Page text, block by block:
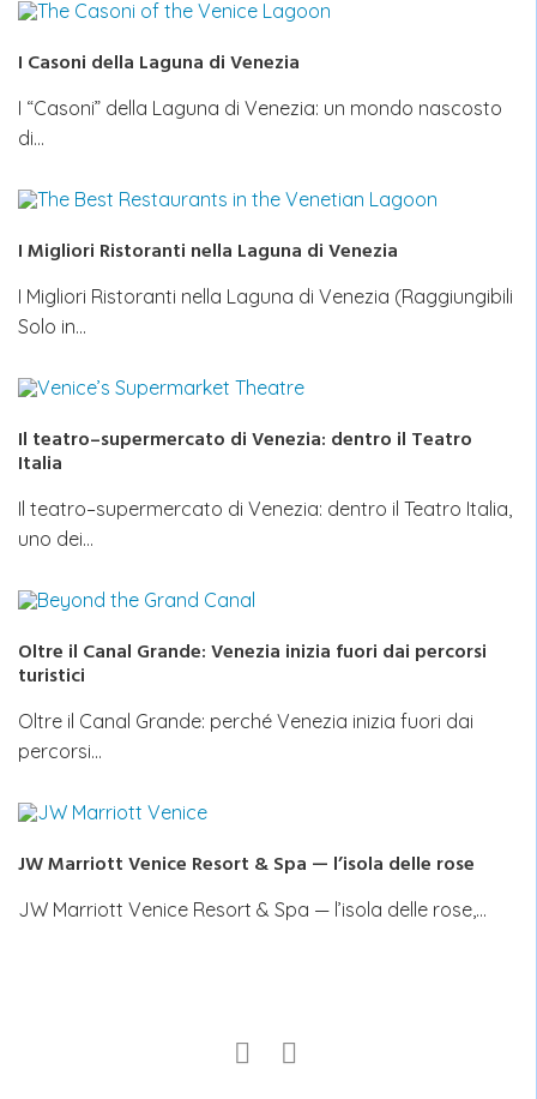
I Casoni della Laguna di Venezia
I “Casoni” della Laguna di Venezia: un mondo nascosto
di…
I Migliori Ristoranti nella Laguna di Venezia
I Migliori Ristoranti nella Laguna di Venezia (Raggiungibili
Solo in…
Il teatro–supermercato di Venezia: dentro il Teatro
Italia
Il teatro–supermercato di Venezia: dentro il Teatro Italia,
uno dei…
Oltre il Canal Grande: Venezia inizia fuori dai percorsi
turistici
Oltre il Canal Grande: perché Venezia inizia fuori dai
percorsi…
JW Marriott Venice Resort & Spa — l’isola delle rose
JW Marriott Venice Resort & Spa — l’isola delle rose,…